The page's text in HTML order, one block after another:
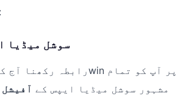
پر دستیاب ہیں:
1. سوشل
مشہور سوشل میڈیا ایپس کے آفیشل